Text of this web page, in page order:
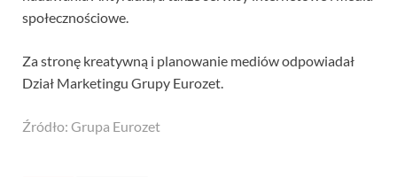
społecznościowe.
Za stronę kreatywną i planowanie mediów odpowiadał
Dział Marketingu Grupy Eurozet.
Źródło: Grupa Eurozet